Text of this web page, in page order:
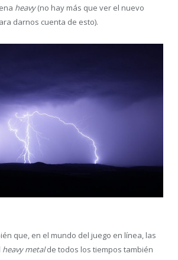
heavy(no hay más que ver el nuevo
darnos cuenta de esto).
que, en el mundo del juego en línea, las
heavy metalde todos los tiempos también